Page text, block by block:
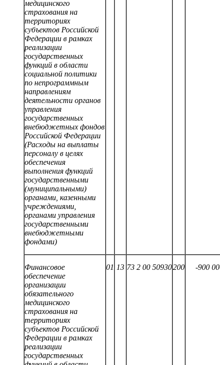
медицинского
страхования на
территориях
субъектов Российской
Федерации в рамках
реализации
государственных
функций в области
социальной политики
по непрограммным
направлениям
деятельности органов
управления
государственных
внебюджетных фондов
Российской Федерации
(Расходы на выплаты
персоналу в целях
обеспечения
выполнения функций
государственными
(муниципальными)
органами, казенными
учреждениями,
органами управления
государственными
внебюджетными
фондами)
Финансовое
обеспечение
организации
обязательного
медицинского
страхования на
территориях
субъектов Российской
Федерации в рамках
реализации
государственных
01 13 73 2 00 50930200 -900